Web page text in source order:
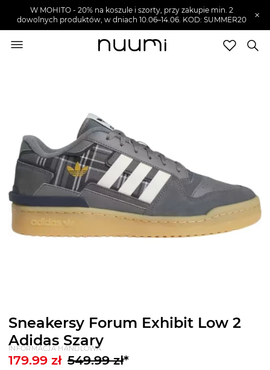
W MOHITO - 20% na koszule i szorty, przy zakupie min. 2
dowolnych produktów, w dniach 10.06–14.06. KOD: SUMMER20
×
Wyprzedaże
Sneakersy Forum Exhibit Low 2
Adidas Szary
INFORMACJA HANDLOWA
179.99 zł 549.99zł*